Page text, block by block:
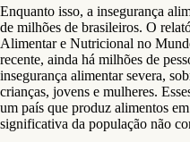
Enquanto isso, a insegurança
de milhões de brasileiros. O
Alimentar e Nutricional no
recente, ainda há milhões de
insegurança alimentar severa,
crianças, jovens e mulheres.
um país que produz alimentos
significativa da população não